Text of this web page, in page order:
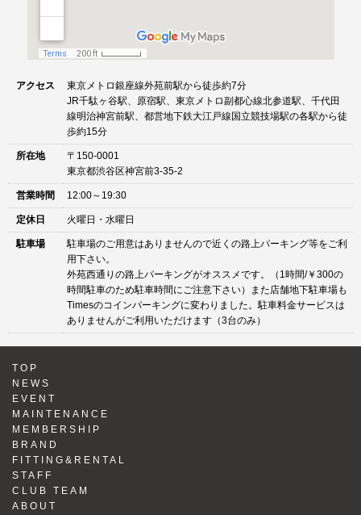
アクセス
東京メトロ銀座線外苑前駅から徒歩約7分
JR千駄ヶ谷駅、原宿駅、東京メトロ副都心線北参道駅、千代田
線明治神宮前駅、都営地下鉄大江戸線国立競技場駅の各駅から徒
歩約15分
所在地
〒150-0001
東京都渋谷区神宮前3-35-2
営業時間 12:00～19:30
定休日 火曜日・水曜日
駐車場
駐車場のご用意はありませんので近くの路上パーキング等をご利
用下さい。
外苑西通りの路上パーキングがオススメです。（1時間/￥300の
時間駐車のため駐車時間にご注意下さい）また店舗地下駐車場も
Timesのコインパーキングに変わりました。駐車料金サービスは
ありませんがご利用いただけます（3台のみ）
TOP
NEWS
EVENT
MAINTENANCE
MEMBERSHIP
BRAND
FITTING&RENTAL
STAFF
CLUB TEAM
ABOUT